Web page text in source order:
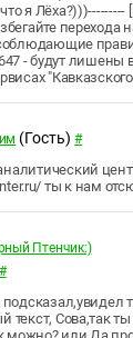
я Лёха?)))---------
перехода
- будут лишены
"Кавказского
(Гость) #
ты к нам
Птенчик:)
#
текст, Сова,так